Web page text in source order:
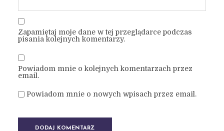
Zapamiętaj moje dane w tej przeglądarce podczas
pisania kolejnych komentarzy.
Powiadom mnie o kolejnych komentarzach przez
email.
Powiadom mnie o nowych wpisach przez email.